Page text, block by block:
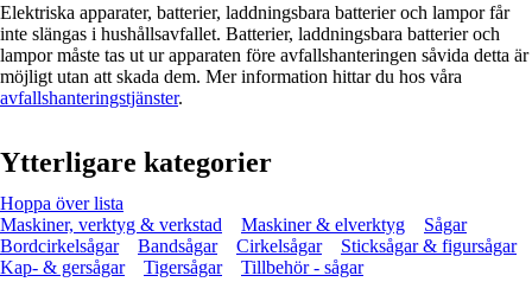
Elektriska apparater, batterier, laddningsbara batterier och lampor får
inte slängas i hushållsavfallet. Batterier, laddningsbara batterier och
lampor måste tas ut ur apparaten före avfallshanteringen såvida detta är
möjligt utan att skada dem. Mer information hittar du hos våra
avfallshanteringstjänster.
Ytterligare kategorier
Hoppa över lista
Maskiner, verktyg & verkstad
Maskiner & elverktyg
Sågar
Bordcirkelsågar
Bandsågar Cirkelsågar
Sticksågar & figursågar
Kap- & gersågar
Tigersågar Tillbehör - sågar